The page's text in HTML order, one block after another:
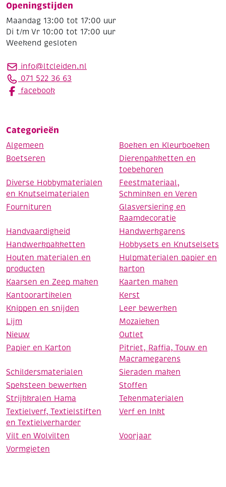
Openingstijden
Maandag 13:00 tot 17:00 uur
Di t/m Vr 10:00 tot 17:00 uur
Weekend gesloten
info@ltcleiden.nl
071 522 36 63
facebook
Categorieën
Algemeen
Boeken en Kleurboeken
Boetseren
Dierenpakketten en
toebehoren
Diverse Hobbymaterialen
en Knutselmaterialen
Feestmateriaal,
Schminken en Veren
Fournituren
Glasversiering en
Raamdecoratie
Handvaardigheid
Handwerkgarens
Handwerkpakketten
Hobbysets en Knutselsets
Houten materialen en
producten
Hulpmaterialen papier en
karton
Kaarsen en Zeep maken
Kaarten maken
Kantoorartikelen
Kerst
Knippen en snijden
Leer bewerken
Lijm
Mozaieken
Nieuw
Outlet
Papier en Karton
Pitriet, Raffia, Touw en
Macramegarens
Schildersmaterialen
Sieraden maken
Speksteen bewerken
Stoffen
Strijkkralen Hama
Tekenmaterialen
Textielverf, Textielstiften
en Textielverharder
Verf en Inkt
Vilt en Wolvilten
Voorjaar
Vormgieten